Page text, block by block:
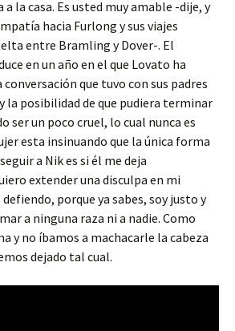
la casa. Es usted muy amable -dije, y
hacia Furlong y sus viajes
entre Bramling y Dover-. El
en un año en el que Lovato ha
conversación que tuvo con sus padres
la posibilidad de que pudiera terminar
ser un poco cruel, lo cual nunca es
esta insinuando que la única forma
a Nik es si él me deja
extender una disculpa en mi
porque ya sabes, soy justo y
a ninguna raza ni a nadie. Como
y no íbamos a machacarle la cabeza
dejado tal cual.